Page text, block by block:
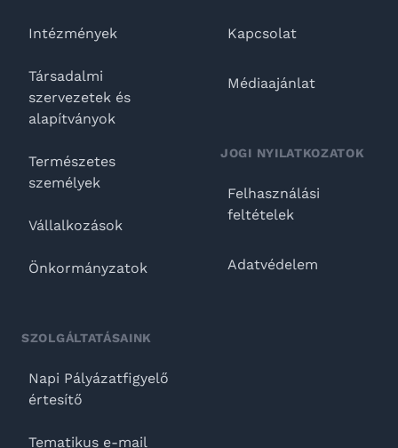
Intézmények
Társadalmi
szervezetek és
alapítványok
Természetes
személyek
Vállalkozások
Önkormányzatok
SZOLGÁLTATÁSAINK
Napi Pályázatfigyelő
értesítő
Tematikus e-mail
Kapcsolat
Médiaajánlat
JOGI NYILATKOZATOK
Felhasználási
feltételek
Adatvédelem